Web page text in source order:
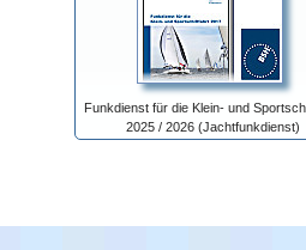
Funkdienst für die Klein- und
2025 / 2026 (Jachtfunkdienst)